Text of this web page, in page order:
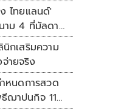
ไทยแลนด์'
าม 4 ที่มัลดาลิ
นิกเสริมความ
ายจริง
หนดการสวด
ฌาปนกิจ 11